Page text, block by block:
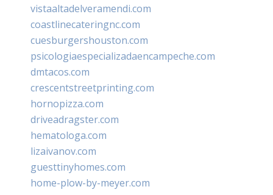
vistaaltadelveramendi.com
coastlinecateringnc.com
cuesburgershouston.com
psicologiaespecializadaencampeche.com
dmtacos.com
crescentstreetprinting.com
hornopizza.com
driveadragster.com
hematologa.com
lizaivanov.com
guesttinyhomes.com
home-plow-by-meyer.com